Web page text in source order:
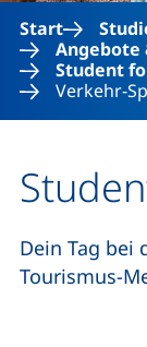
Start
Angebote
Student
Verkehr-
Dein Tag bei
Tourismus-